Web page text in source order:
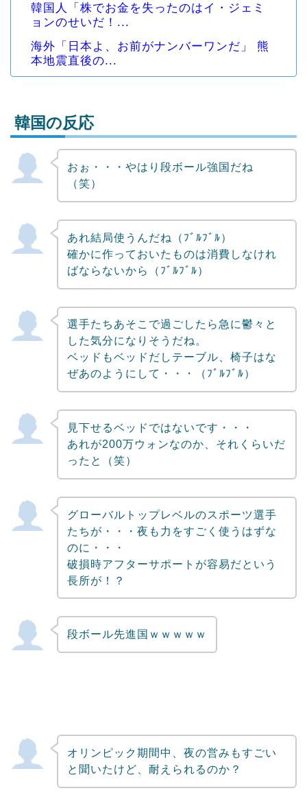
韓国人「株でお金を失ったのはイ・ジェミ
ョンのせいだ！...
海外「日本よ、お前がナンバーワンだ」 熊
本地震直後の...
Powered by livedoor 相互RSS
韓国の反応
おぉ・・・やはり段ボール強国だね
（笑）
あれ結局使うんだね（ﾌﾞﾙﾌﾞﾙ）
確かに作っておいたものは消費しなけれ
ばならないから（ﾌﾞﾙﾌﾞﾙ）
選手たちあそこで過ごしたら急に鬱々と
した気分になりそうだね。
ベッドもベッドだしテーブル、椅子はな
ぜあのようにして・・・（ﾌﾞﾙﾌﾞﾙ）
見下せるベッドではないです・・・
あれが200万ウォンなのか、それくらいだ
ったと（笑）
グローバルトップレベルのスポーツ選手
たちが・・・夜も力をすごく使うはずな
のに・・・
破損時アフターサポートが容易だという
長所が！？
段ボール先進国ｗｗｗｗｗ
オリンピック期間中、夜の営みもすごい
と聞いたけど、耐えられるのか？